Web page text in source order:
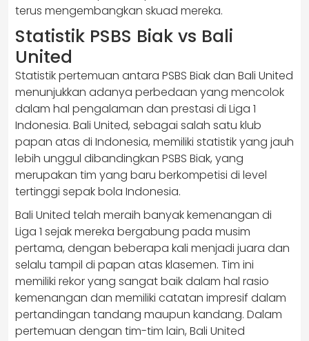
terus mengembangkan skuad mereka.
Statistik PSBS Biak vs Bali
United
Statistik pertemuan antara PSBS Biak dan Bali United
menunjukkan adanya perbedaan yang mencolok
dalam hal pengalaman dan prestasi di Liga 1
Indonesia. Bali United, sebagai salah satu klub
papan atas di Indonesia, memiliki statistik yang jauh
lebih unggul dibandingkan PSBS Biak, yang
merupakan tim yang baru berkompetisi di level
tertinggi sepak bola Indonesia.
Bali United telah meraih banyak kemenangan di
Liga 1 sejak mereka bergabung pada musim
pertama, dengan beberapa kali menjadi juara dan
selalu tampil di papan atas klasemen. Tim ini
memiliki rekor yang sangat baik dalam hal rasio
kemenangan dan memiliki catatan impresif dalam
pertandingan tandang maupun kandang. Dalam
pertemuan dengan tim-tim lain, Bali United